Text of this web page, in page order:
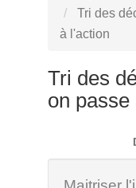
Tri des
à l'action
Tri des
on passe